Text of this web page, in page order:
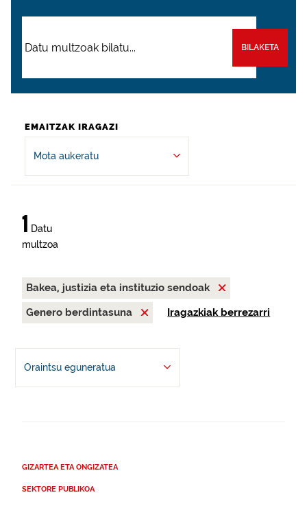
BILAKETA
EMAITZAK IRAGAZI
Mota aukeratu
1 Datu
multzoa
Bakea, justizia eta instituzio sendoak
Genero berdintasuna
Iragazkiak berrezarri
Oraintsu eguneratua
GIZARTEA ETA ONGIZATEA
SEKTORE PUBLIKOA